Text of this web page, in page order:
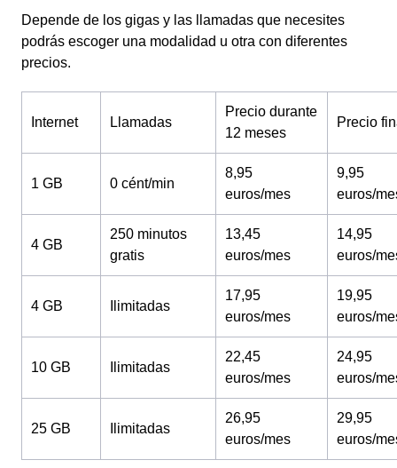
Depende de los gigas y las llamadas que necesites
podrás escoger una modalidad u otra con diferentes
precios.
Internet Llamadas
Precio durante
12 meses
Precio
1 GB 0 cént/min
8,95
euros/mes
9,95
euros/
4 GB
250 minutos
gratis
13,45
euros/mes
14,95
euros/
4 GB Ilimitadas
17,95
euros/mes
19,95
euros/
10 GB Ilimitadas
22,45
euros/mes
24,95
euros/
25 GB Ilimitadas
26,95
euros/mes
29,95
euros/